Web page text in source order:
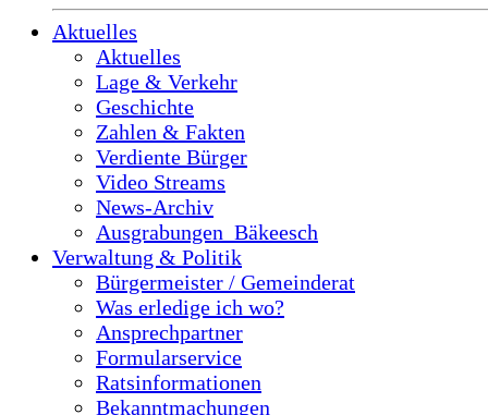
Aktuelles
Aktuelles
Lage & Verkehr
Geschichte
Zahlen & Fakten
Verdiente Bürger
Video Streams
News-Archiv
Ausgrabungen_Bäkeesch
Verwaltung & Politik
Bürgermeister / Gemeinderat
Was erledige ich wo?
Ansprechpartner
Formularservice
Ratsinformationen
Bekanntmachungen